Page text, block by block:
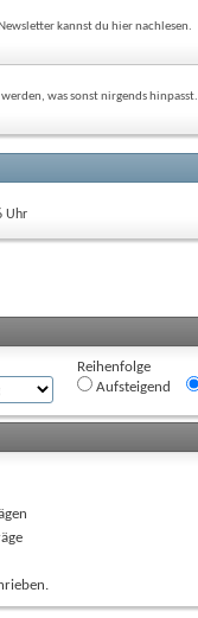
kannst du hier nachlesen.
was sonst nirgends hinpasst.
Uhr
Reihenfolge
Aufsteigend